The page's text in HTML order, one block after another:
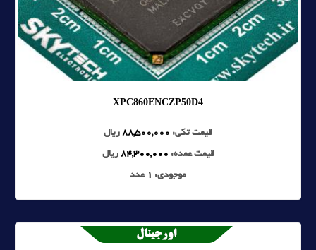
XPC860ENCZP50D4
قیمت تکی: 88,500,000 ریال
قیمت عمده: 84,300,000 ریال
موجودی: 1 عدد